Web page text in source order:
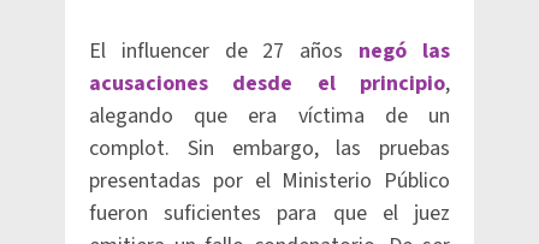
El influencer de 27 años negó las
acusaciones desde el principio,
alegando que era víctima de un
complot. Sin embargo, las pruebas
presentadas por el Ministerio Público
fueron suficientes para que el juez